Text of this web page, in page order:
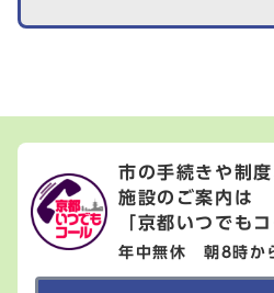
市の手続きや制度
施設のご案内は
「京都いつでもコ
年中無休 朝8時か